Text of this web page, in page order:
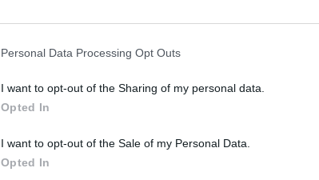
Personal Data Processing Opt Outs
I want to opt-out of the Sharing of my personal data.
Opted In
I want to opt-out of the Sale of my Personal Data.
Opted In
Nucleare, gli italiani finalmente
approvano